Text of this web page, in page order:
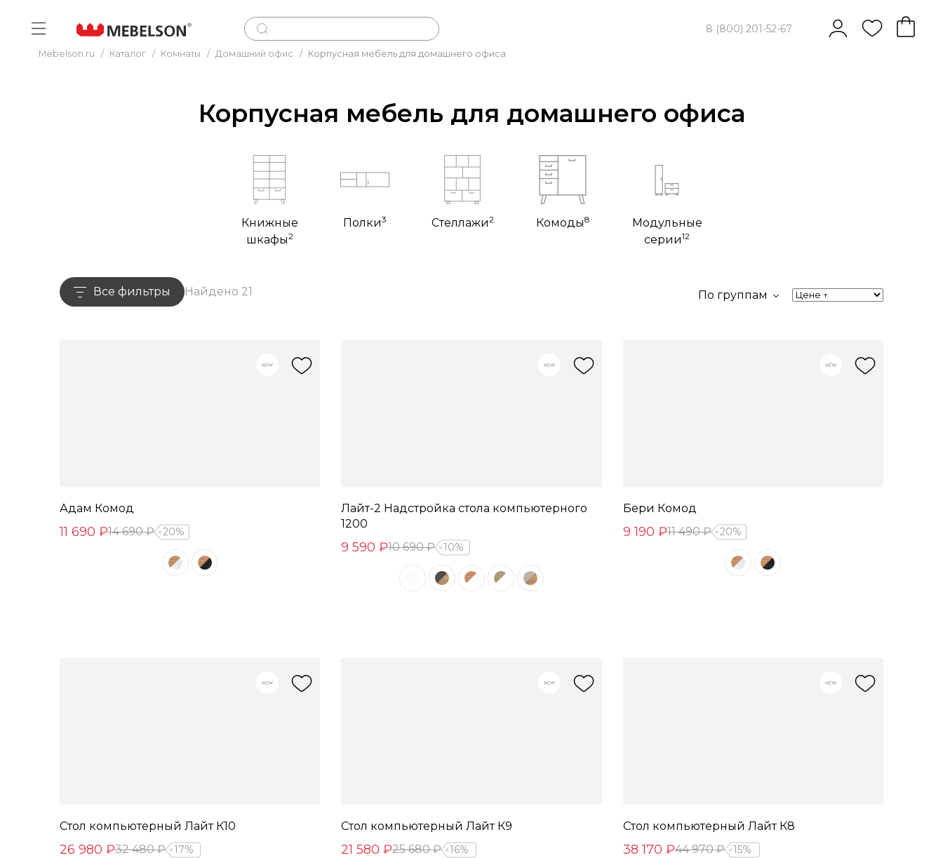
8 (800) 201-52-67
Mebelson.ru / Каталог / Комнаты / Домашний офис / Корпусная мебель для домашнего офиса
Корпусная мебель для домашнего офиса
Книжные
шкафы2
Полки3 Стеллажи2 Комоды8
Модульные
серии12
Все фильтры Найдено 21 По группам
Адам Комод
11 690 ₽14 690 ₽ 20%
Лайт-2 Надстройка стола компьютерного
1200
9 590 ₽10 690 ₽ 10%
Бери Комод
9 190 ₽11 490 ₽ 20%
Стол компьютерный Лайт К10
26 980 ₽32 480 ₽ 17%
Стол компьютерный Лайт К9
21 580 ₽25 680 ₽ 16%
Стол компьютерный Лайт К8
38 170 ₽44 970 ₽ 15%